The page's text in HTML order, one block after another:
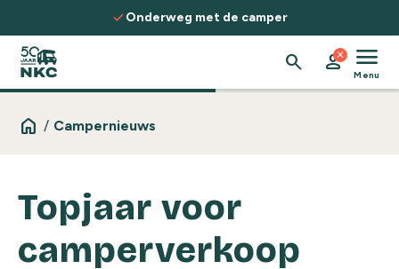
Spring naar de inhoud
checkOnderweg met de camper
search person
close menu
Menu
home / Campernieuws
Topjaar voor
camperverkoop